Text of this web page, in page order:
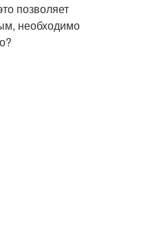
позволяет
необходимо